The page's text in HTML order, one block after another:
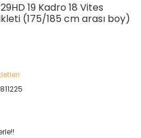
19 Kadro 18 Vites
(175/185 cm arası boy)